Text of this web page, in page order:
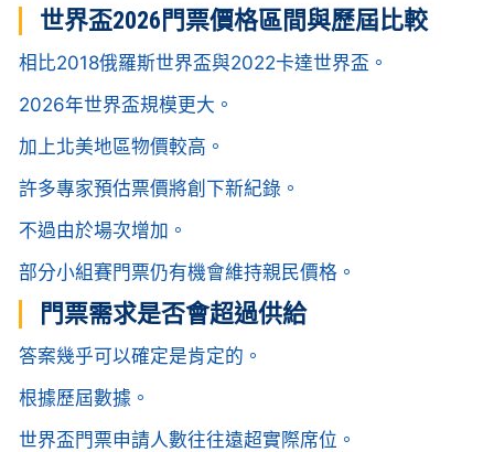
世界盃2026門票價格區間與歷屆比較
相比2018俄羅斯世界盃與2022卡達世界盃。
2026年世界盃規模更大。
加上北美地區物價較高。
許多專家預估票價將創下新紀錄。
不過由於場次增加。
部分小組賽門票仍有機會維持親民價格。
門票需求是否會超過供給
答案幾乎可以確定是肯定的。
根據歷屆數據。
世界盃門票申請人數往往遠超實際席位。